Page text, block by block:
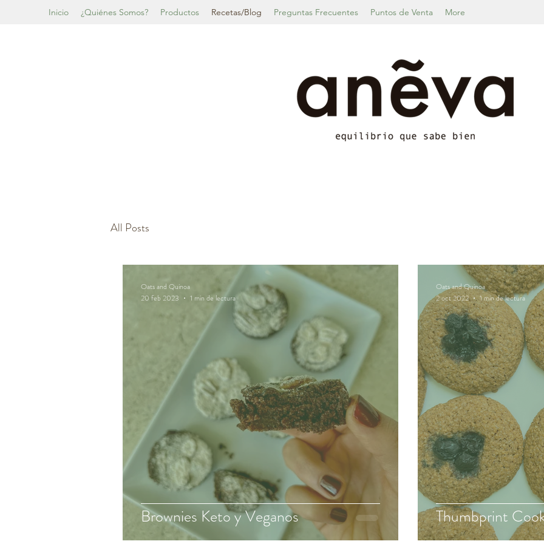
Inicio ¿Quiénes Somos? Productos Recetas/Blog Preguntas Frecuentes Puntos de Venta More
All Posts
Brownies Keto y Veganos
Oats and Quinoa
20 feb 2023
1 min de lectura
Thumbprint
Oats and Quinoa
2 oct 2022
1 min de lectura